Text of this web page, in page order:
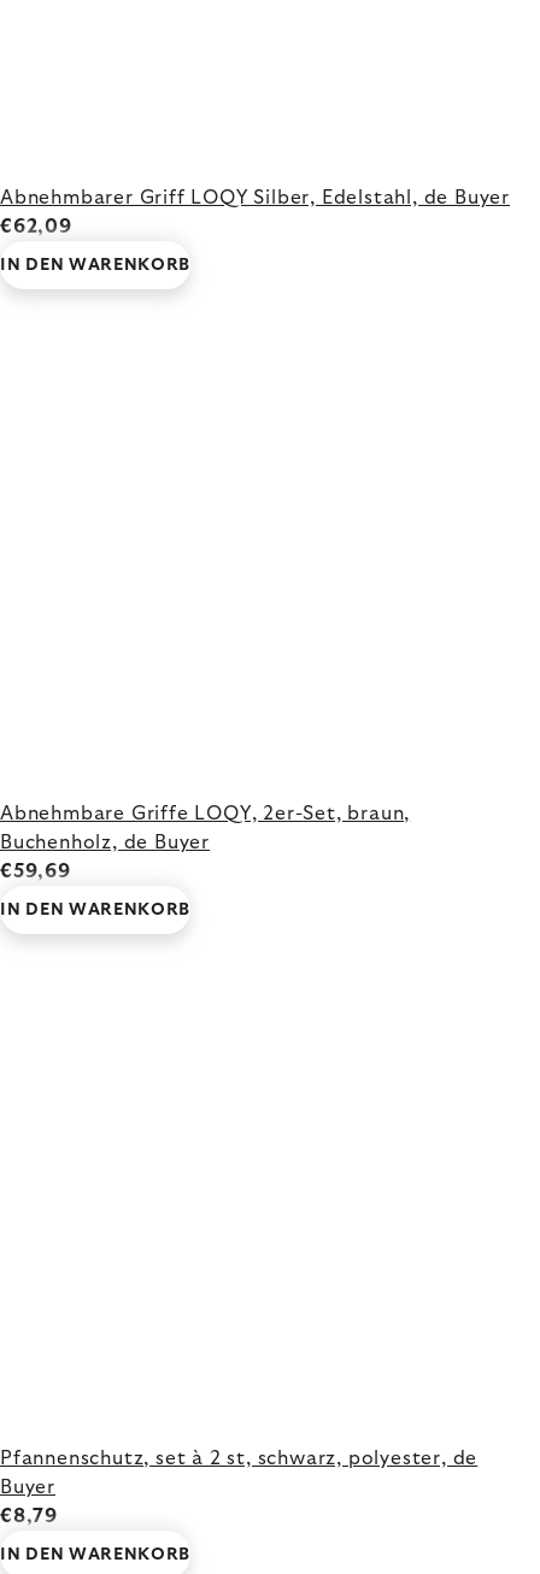
Abnehmbarer Griff LOQY Silber, Edelstahl, de Buyer
€62,09
IN DEN WARENKORB
Abnehmbare Griffe LOQY, 2er-Set, braun,
Buchenholz, de Buyer
€59,69
IN DEN WARENKORB
Pfannenschutz, set à 2 st, schwarz, polyester, de
Buyer
€8,79
IN DEN WARENKORB